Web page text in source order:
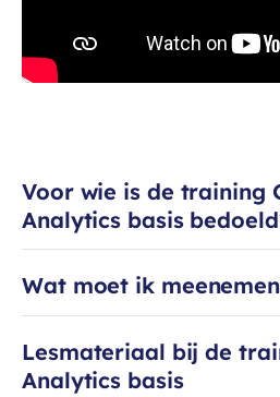
Voor wie is de training
Analytics basis
Wat moet ik
Lesmateriaal bij de
Analytics basis